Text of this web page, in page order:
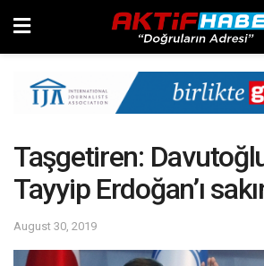
Taşgetiren:
Tayyip Erdoğan’ı
August 30, 2019